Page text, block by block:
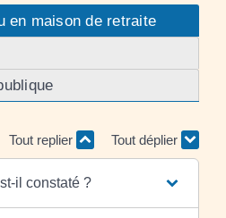
en maison de retraite
Tout replier Tout déplier
il constaté ?